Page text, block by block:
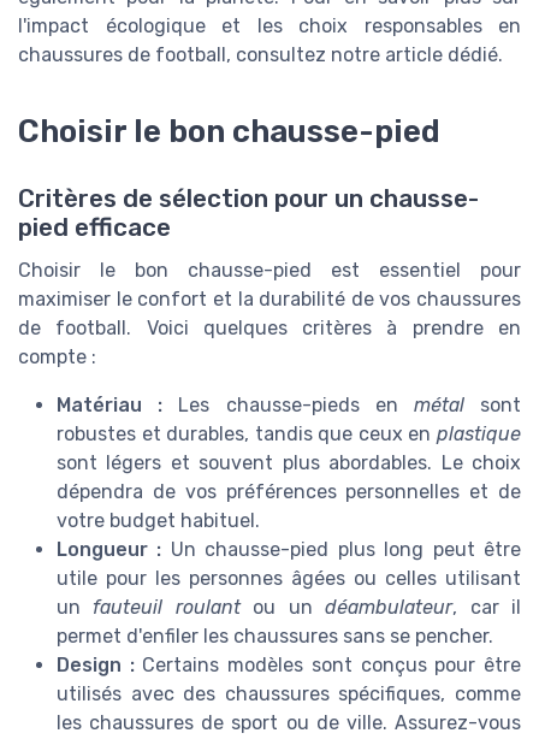
l'impact écologique et les choix responsables en
chaussures de football, consultez notre article dédié.
Choisir le bon chausse-pied
Critères de sélection pour un chausse-
pied efficace
Choisir le bon chausse-pied est essentiel pour
maximiser le confort et la durabilité de vos chaussures
de football. Voici quelques critères à prendre en
compte :
Matériau : Les chausse-pieds en métalsont
robustes et durables, tandis que ceux en plastique
sont légers et souvent plus abordables. Le choix
dépendra de vos préférences personnelles et de
votre budget habituel.
Longueur : Un chausse-pied plus long peut être
utile pour les personnes âgées ou celles utilisant
un fauteuil roulantou undéambulateur, car il
permet d'enfiler les chaussures sans se pencher.
Design :Certains modèles sont conçus pour être
utilisés avec des chaussures spécifiques, comme
les chaussures de sport ou de ville. Assurez-vous